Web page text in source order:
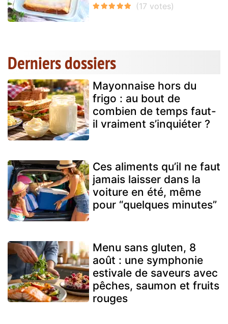
Derniers dossiers
Mayonnaise hors du
frigo : au bout de
combien de temps faut-
il vraiment s’inquiéter ?
Ces aliments qu’il ne faut
jamais laisser dans la
voiture en été, même
pour “quelques minutes”
Menu sans gluten, 8
août : une symphonie
estivale de saveurs avec
pêches, saumon et fruits
rouges